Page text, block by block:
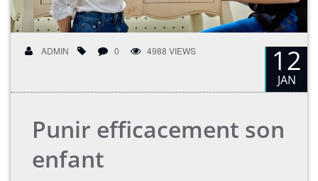
ADMIN 0 4988 VIEWS 12
JAN
Punir efficacement son
enfant